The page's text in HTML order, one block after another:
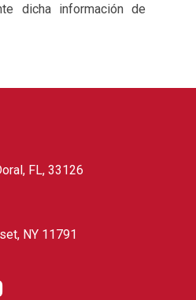
dicha información de
FL, 33126
NY 11791